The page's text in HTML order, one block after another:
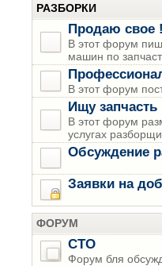
РАЗБОРКИ
Продаю свое !
В этот форум
машин по
В этот форум
Ищу запчасть
В этот форум
услугах
Обсуждение
Заявки на
ФОРУМ
СТО
Форум бля